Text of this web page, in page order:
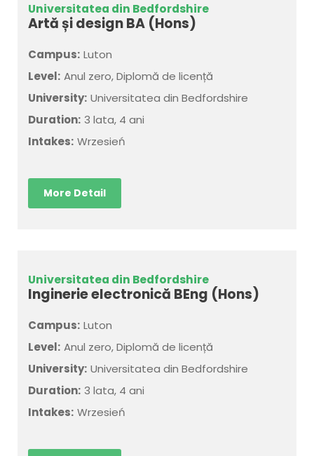
Universitatea din Bedfordshire
Artă și design BA (Hons)
Campus: Luton
Level: Anul zero, Diplomă de licență
University: Universitatea din Bedfordshire
Duration: 3 lata, 4 ani
Intakes: Wrzesień
More Detail
Universitatea din Bedfordshire
Inginerie electronică BEng (Hons)
Campus: Luton
Level: Anul zero, Diplomă de licență
University: Universitatea din Bedfordshire
Duration: 3 lata, 4 ani
Intakes: Wrzesień